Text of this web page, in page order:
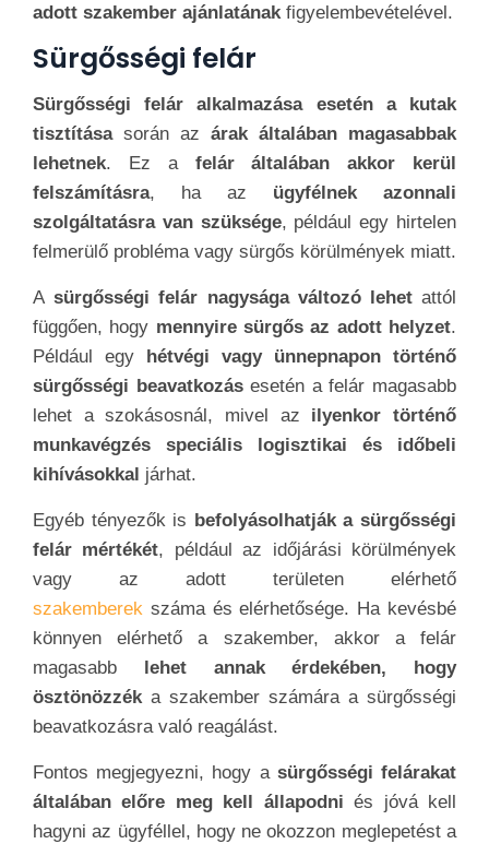
adott szakember ajánlatánakfigyelembevételével.
Sürgősségi felár
Sürgősségi felár alkalmazása esetén a kutak
tisztítása során az árak általában magasabbak
lehetnek. Ez afelár általában akkor kerül
felszámításra, ha az ügyfélnek azonnali
szolgáltatásra van szüksége, például egy hirtelen
felmerülő probléma vagy sürgős körülmények miatt.
A sürgősségi felár nagysága változó lehet attól
függően, hogy mennyire sürgős az adott helyzet.
Például egy
hétvégi vagy ünnepnapon történő
sürgősségi beavatkozásesetén a felár magasabb
lehet a szokásosnál, mivel az ilyenkor történő
munkavégzés speciális logisztikai és időbeli
kihívásokkal járhat.
Egyéb tényezők is befolyásolhatják a sürgősségi
felár mértékét, például az időjárási körülmények
vagy az adott területen elérhető
szakemberek száma és elérhetősége. Ha kevésbé
könnyen elérhető a szakember, akkor a felár
magasabb
lehet annak érdekében, hogy
ösztönözzéka szakember számára a sürgősségi
beavatkozásra való reagálást.
Fontos megjegyezni, hogy a sürgősségi felárakat
általában előre meg kell állapodni és jóvá kell
hagyni az ügyféllel, hogy ne okozzon meglepetést a